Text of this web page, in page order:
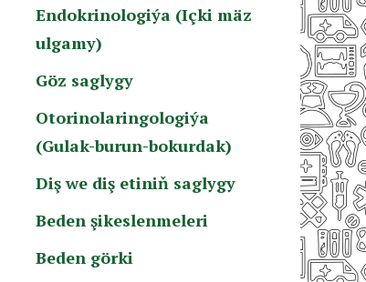
Endokrinologiýa (Içki mäz
ulgamy)
Göz saglygy
Otorinolaringologiýa
(Gulak-burun-bokurdak)
Diş we diş etiniň saglygy
Beden şikeslenmeleri
Beden görki